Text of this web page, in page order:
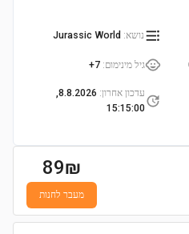
נושא:
Jurassic World
גיל מינימום:
7+
עדכון אחרון:
8.8.2026,
15:15:00
89₪
מעבר לחנות